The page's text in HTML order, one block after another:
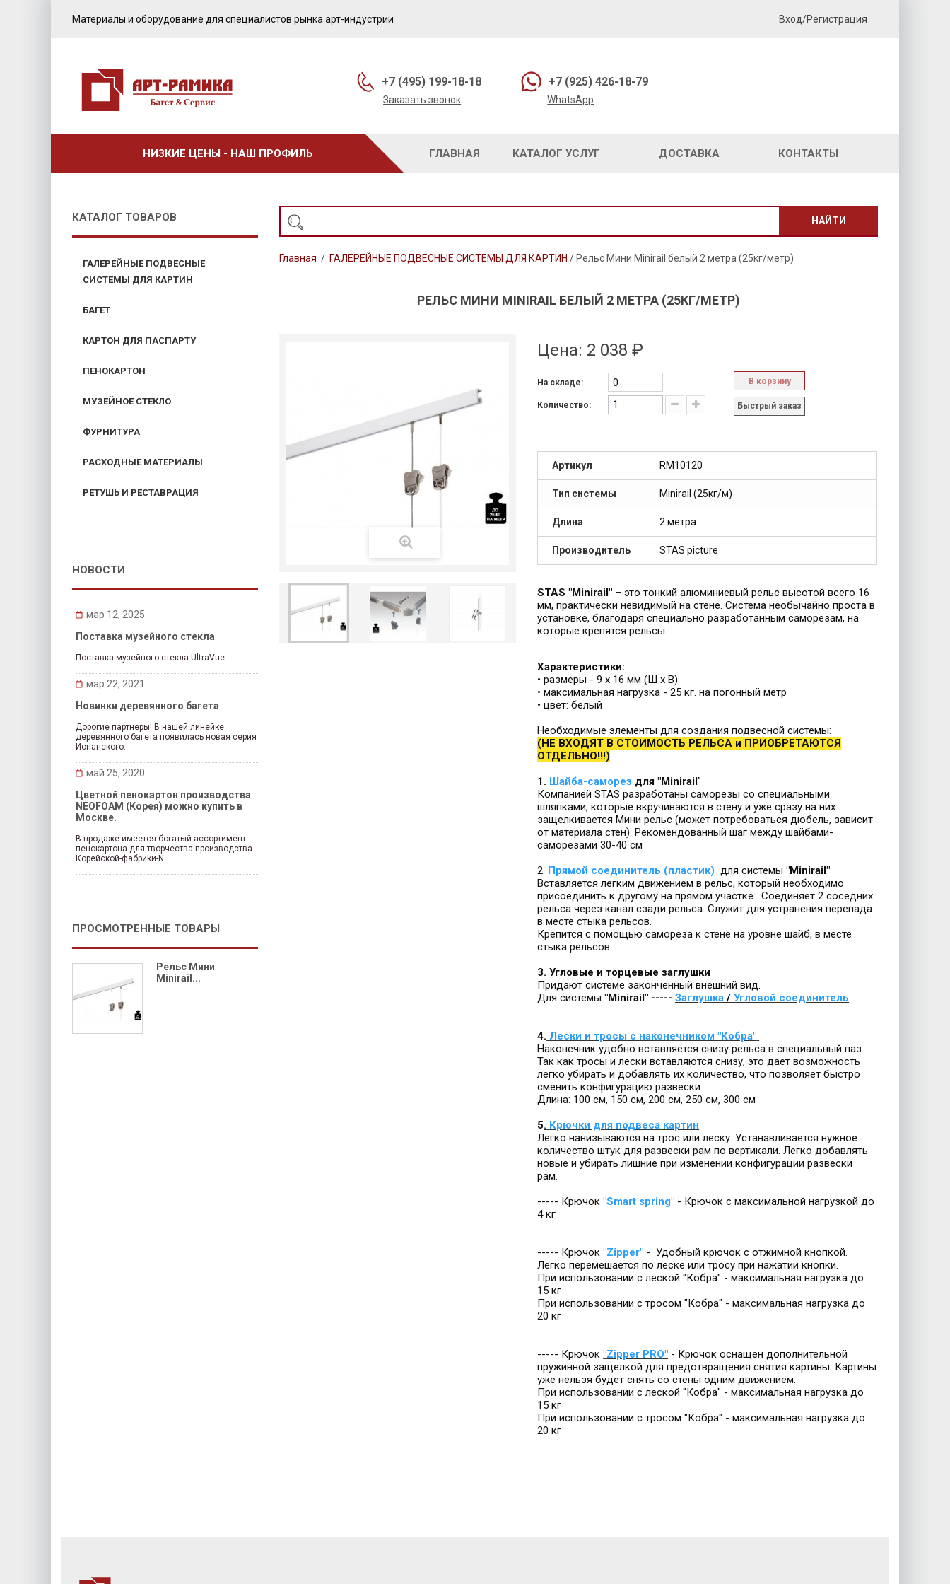
Материалы и оборудование для специалистов рынка арт-индустрии Вход/Регистрация
+7 (495) 199-18-18
Заказать звонок
+7 (925) 426-18-79
WhatsApp
НИЗКИЕ ЦЕНЫ - НАШ ПРОФИЛЬ ГЛАВНАЯ КАТАЛОГ УСЛУГ ДОСТАВКА КОНТАКТЫ
КАТАЛОГ ТОВАРОВ
ГАЛЕРЕЙНЫЕ ПОДВЕСНЫЕ
СИСТЕМЫ ДЛЯ КАРТИН
БАГЕТ
КАРТОН ДЛЯ ПАСПАРТУ
ПЕНОКАРТОН
МУЗЕЙНОЕ СТЕКЛО
ФУРНИТУРА
РАСХОДНЫЕ МАТЕРИАЛЫ
РЕТУШЬ И РЕСТАВРАЦИЯ
НОВОСТИ
мар 12, 2025
Поставка музейного стекла
Поставка-музейного-стекла-UltraVue
мар 22, 2021
Новинки деревянного багета
Дорогие партнеры! В нашей линейке
деревянного багета появилась новая серия
Испанского...
май 25, 2020
Цветной пенокартон производства
NEOFOAM (Корея) можно купить в
Москве.
В-продаже-имеется-богатый-ассортимент-
пенокартона-для-творчества-производства-
Корейской-фабрики-N...
ПРОСМОТРЕННЫЕ ТОВАРЫ
Рельс Мини
Minirail...
НАЙТИ
Главная / ГАЛЕРЕЙНЫЕ ПОДВЕСНЫЕ СИСТЕМЫ ДЛЯ КАРТИН / Рельс Мини Minirail белый 2 метра (25кг/метр)
РЕЛЬС МИНИ MINIRAIL БЕЛЫЙ 2 МЕТРА (25КГ/МЕТР)
Цена: 2 038 ₽
На складе: 0
Количество:
В корзину
Быстрый заказ
Артикул RM10120
Тип системы Minirail (25кг/м)
Длина 2 метра
Производитель STAS picture
STAS "Minirail" – это тонкий алюминиевый рельс высотой всего 16
мм, практически невидимый на стене. Система необычайно проста в
установке, благодаря специально разработанным саморезам, на
которые крепятся рельсы.
Характеристики:
• размеры - 9 х 16 мм (Ш х В)
• максимальная нагрузка - 25 кг. на погонный метр
• цвет: белый
Необходимые элементы для создания подвесной системы:
(НЕ ВХОДЯТ В СТОИМОСТЬ РЕЛЬСА и ПРИОБРЕТАЮТСЯ
ОТДЕЛЬНО!!!)
1. Шайба-саморез для "Minirail"
Компанией STAS разработаны саморезы со специальными
шляпками, которые вкручиваются в стену и уже сразу на них
защелкивается Мини рельс (может потребоваться дюбель, зависит
от материала стен). Рекомендованный шаг между шайбами-
саморезами 30-40 см
2. Прямой соединитель (пластик) для системы"Minirail"
Вставляется легким движением в рельс, который необходимо
присоединить к другому на прямом участке. Соединяет 2 соседних
рельса через канал сзади рельса. Служит для устранения перепада
в месте стыка рельсов.
Крепится с помощью самореза к стене на уровне шайб, в месте
стыка рельсов.
3. Угловые и торцевые заглушки
Придают системе законченный внешний вид.
Для системы"Minirail" -----Заглушка /Угловой соединитель
4. Лески и тросы с наконечником "Кобра"
Наконечник удобно вставляется снизу рельса в специальный паз.
Так как тросы и лески вставляются снизу, это дает возможность
легко убирать и добавлять их количество, что позволяет быстро
сменить конфигурацию развески.
Длина: 100 см, 150 см, 200 см, 250 см, 300 см
5. Крючки для подвеса картин
Легко нанизываются на трос или леску. Устанавливается нужное
количество штук для развески рам по вертикали. Легко добавлять
новые и убирать лишние при изменении конфигурации развески
рам.
----- Крючок"Smart spring" - Крючок с максимальной нагрузкой до
4 кг
----- Крючок"Zipper" - Удобный крючок с отжимной кнопкой.
Легко перемешается по леске или тросу при нажатии кнопки.
При использовании с леской "Кобра" - максимальная нагрузка до
15 кг
При использовании с тросом "Кобра" - максимальная нагрузка до
20 кг
----- Крючок"Zipper PRO" - Крючок оснащен дополнительной
пружинной защелкой для предотвращения снятия картины. Картины
уже нельзя будет снять со стены одним движением.
При использовании с леской "Кобра" - максимальная нагрузка до
15 кг
При использовании с тросом "Кобра" - максимальная нагрузка до
20 кг